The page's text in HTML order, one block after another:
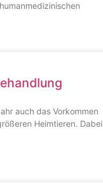
auch das Vorkommen
Heimtieren. Dabei